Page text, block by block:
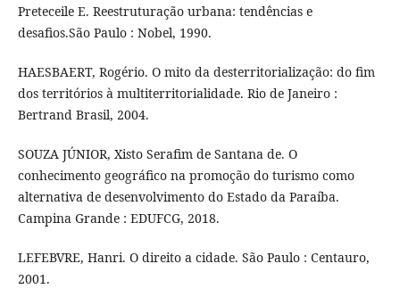
Preteceile E. Reestruturação urbana: tendências e
desafios.São Paulo : Nobel, 1990.
HAESBAERT, Rogério. O mito da desterritorialização: do fim
dos territórios à multiterritorialidade. Rio de Janeiro :
Bertrand Brasil, 2004.
SOUZA JÚNIOR, Xisto Serafim de Santana de. O
conhecimento geográfico na promoção do turismo como
alternativa de desenvolvimento do Estado da Paraíba.
Campina Grande : EDUFCG, 2018.
LEFEBVRE, Hanri. O direito a cidade. São Paulo : Centauro,
2001.